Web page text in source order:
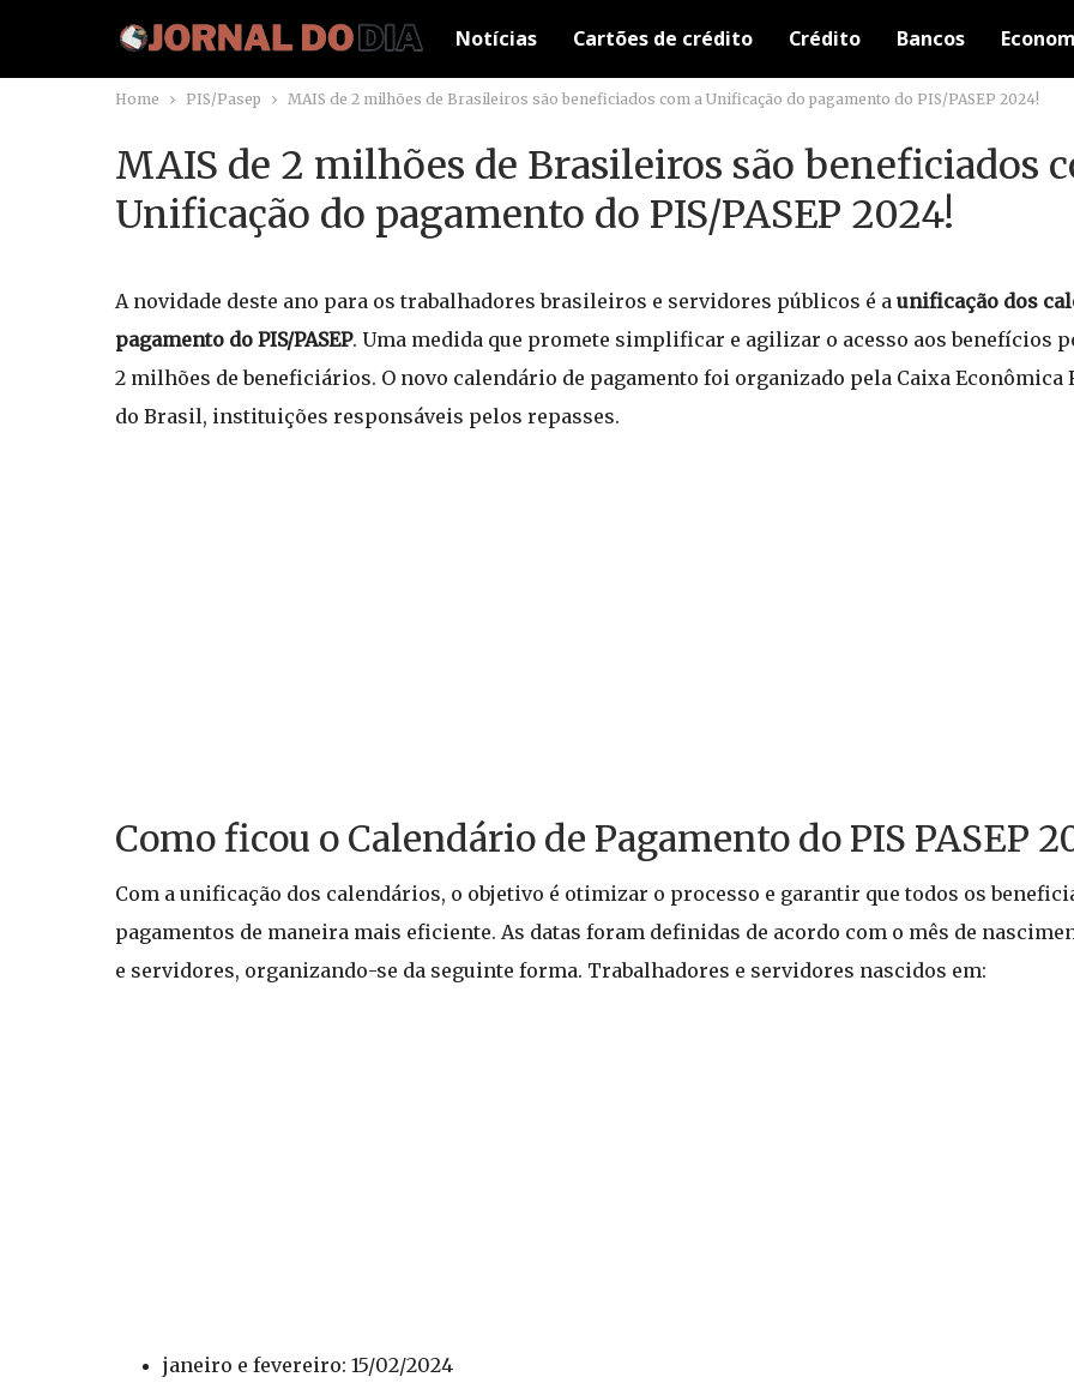
Notícias Cartões de crédito Crédito Bancos
Home PIS/Pasep MAIS de 2 milhões de Brasileiros são beneficiados com a Unificação do pagamento do PIS/PASEP 2024!
MAIS de 2 milhões de Brasileiros são beneficiados
Unificação do pagamento do PIS/PASEP 2024!
A novidade deste ano para os trabalhadores brasileiros e servidores públicos é a unificação dos
pagamento do PIS/PASEP. Uma medida que promete simplificar e agilizar o acesso aos benefícios
2 milhões de beneficiários. O novo calendário de pagamento foi organizado pela Caixa Econômica
do Brasil, instituições responsáveis pelos repasses.
Como ficou o Calendário de Pagamento do PIS PASEP
Com a unificação dos calendários, o objetivo é otimizar o processo e garantir que todos os
pagamentos de maneira mais eficiente. As datas foram definidas de acordo com o mês de
e servidores, organizando-se da seguinte forma. Trabalhadores e servidores nascidos em:
janeiro e fevereiro: 15/02/2024